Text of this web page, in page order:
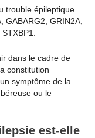
trouble épileptique
GABARG2, GRIN2A,
dans le cadre de
constitution
symptôme de la
ou le
est-elle